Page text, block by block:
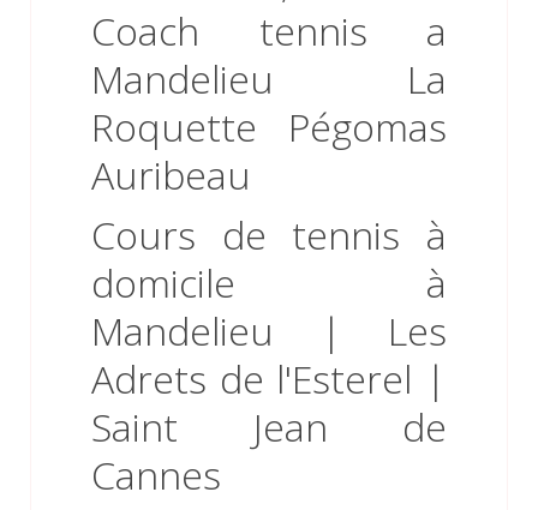
Cours de tennis à
domicile à
Mandelieu | Les
Adrets de l'Esterel |
Saint Jean de
Cannes